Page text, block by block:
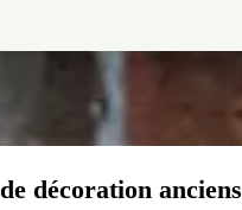
décoration anciens